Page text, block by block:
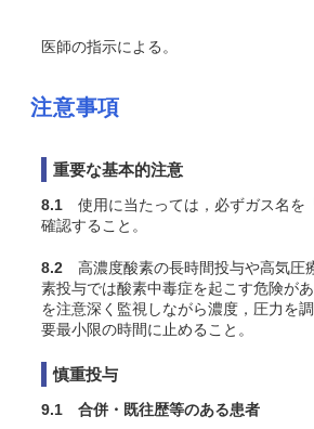
医師の指示による。
注意事項
重要な基本的注意
8.1 使用に当たっては，必ずガス名を
確認すること。
8.2 高濃度酸素の長時間投与や高気圧
素投与では酸素中毒症を起こす危険が
を注意深く監視しながら濃度，圧力を
要最小限の時間に止めること。
慎重投与
9.1 合併・既往歴等のある患者